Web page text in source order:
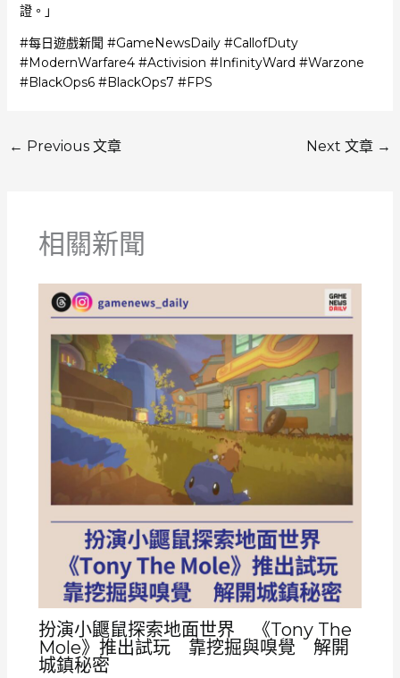
證。」
#每日遊戲新聞 #GameNewsDaily #CallofDuty
#ModernWarfare4 #Activision #InfinityWard #Warzone
#BlackOps6 #BlackOps7 #FPS
← Previous 文章 Next 文章 →
相關新聞
扮演小鼴鼠探索地面世界 《Tony The
Mole》推出試玩 靠挖掘與嗅覺 解開
城鎮秘密